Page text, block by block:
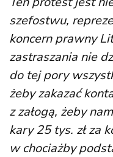
szefostwu,
koncern prawny
zastraszania nie
do tej pory
żeby zakazać
z załogą, żeby
kary 25 tys. zł za
w chociażby